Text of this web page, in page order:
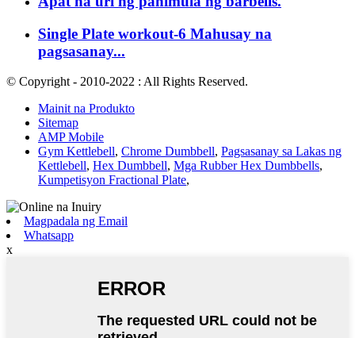
Single Plate workout-6 Mahusay na
pagsasanay...
© Copyright - 2010-2022 : All Rights Reserved.
Mainit na Produkto
Sitemap
AMP Mobile
Gym Kettlebell, Chrome Dumbbell, Pagsasanay sa Lakas ng
Kettlebell, Hex Dumbbell, Mga Rubber Hex Dumbbells,
Kumpetisyon Fractional Plate,
Magpadala ng Email
Whatsapp
x